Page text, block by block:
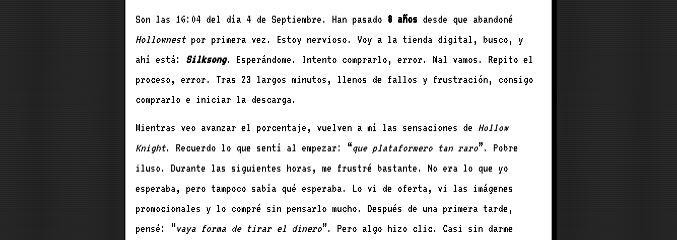
Son las 16:04 del día 4 de Septiembre. Han pasado 8 años desde que abandoné
Hollownest por primera vez. Estoy nervioso. Voy a la tienda digital, busco, y
ahí está: Silksong. Esperándome. Intento comprarlo, error. Mal vamos. Repito el
proceso, error. Tras 23 largos minutos, llenos de fallos y frustración, consigo
comprarlo e iniciar la descarga.
Mientras veo avanzar el porcentaje, vuelven a mí las sensaciones de Hollow
Knight. Recuerdo lo que sentí al empezar: “que plataformero tan raro”. Pobre
iluso. Durante las siguientes horas, me frustré bastante. No era lo que yo
esperaba, pero tampoco sabía qué esperaba. Lo vi de oferta, vi las imágenes
promocionales y lo compré sin pensarlo mucho. Después de una primera tarde,
pensé: “vaya forma de tirar el dinero”. Pero algo hizo clic. Casi sin darme